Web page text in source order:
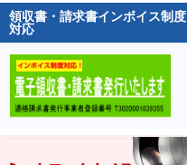
領収書・請求書インボイス制度
対応